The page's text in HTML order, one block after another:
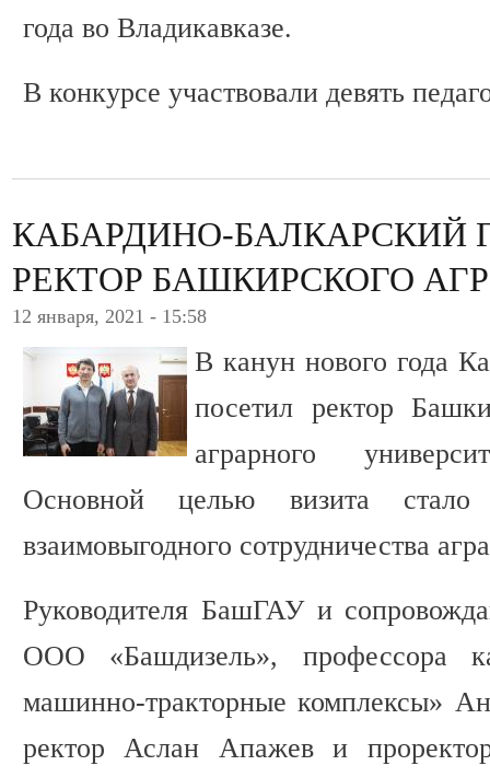
года во Владикавказе.
В конкурсе участвовали девять
КАБАРДИНО-БАЛКАРСКИЙ
РЕКТОР БАШКИРСКОГО
12 января, 2021 - 15:58
В канун нового года
посетил ректор
аграрного
Основной целью визита стало
взаимовыгодного сотрудничества
Руководителя БашГАУ и
ООО «Башдизель», профессора
машинно-тракторные комплексы»
ректор Аслан Апажев и